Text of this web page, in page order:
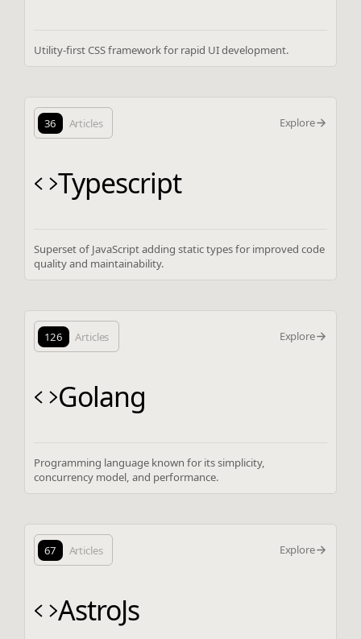
Utility-first CSS framework for rapid UI development.
36 Articles Explore
Typescript
Superset of JavaScript adding static types for improved code
quality and maintainability.
126 Articles Explore
Golang
Programming language known for its simplicity,
concurrency model, and performance.
67 Articles Explore
AstroJs